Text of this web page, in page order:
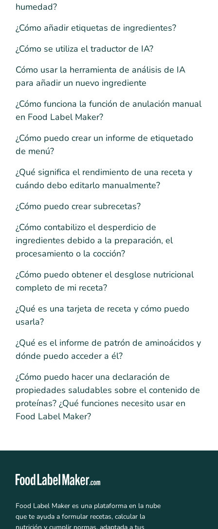
humedad?
¿Cómo añadir etiquetas de ingredientes?
¿Cómo se utiliza el traductor de IA?
Cómo usar la herramienta de análisis de IA
para añadir un nuevo ingrediente
¿Cómo funciona la función de anulación manual
en Food Label Maker?
¿Cómo puedo crear un informe de etiquetado
de menú?
¿Qué significa el rendimiento de una receta y
cuándo debo editarlo manualmente?
¿Cómo puedo crear subrecetas?
¿Cómo contabilizo el desperdicio de
ingredientes debido a la preparación, el
procesamiento o la cocción?
¿Cómo puedo obtener el desglose nutricional
completo de mi receta?
¿Qué es una tarjeta de receta y cómo puedo
usarla?
¿Qué es el informe de patrón de aminoácidos y
dónde puedo acceder a él?
¿Cómo puedo hacer una declaración de
propiedades saludables sobre el contenido de
proteínas? ¿Qué funciones necesito usar en
Food Label Maker?
Food Label Maker es una plataforma en la nube
que te ayuda a formular recetas, calcular la